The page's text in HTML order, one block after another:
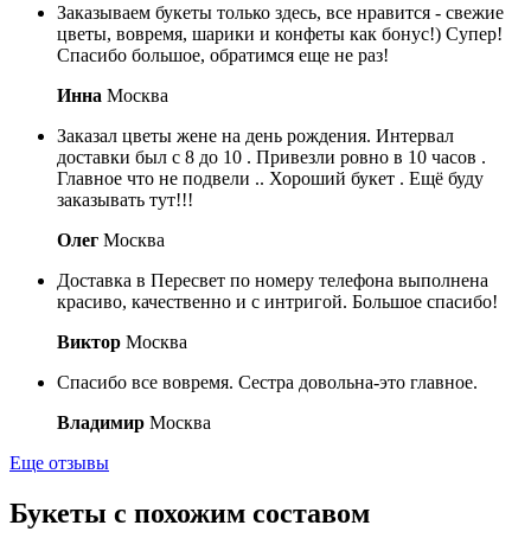
Заказываем букеты только здесь, все нравится - свежие
цветы, вовремя, шарики и конфеты как бонус!) Супер!
Спасибо большое, обратимся еще не раз!
Инна Москва
Заказал цветы жене на день рождения. Интервал
доставки был с 8 до 10 . Привезли ровно в 10 часов .
Главное что не подвели .. Хороший букет . Ещё буду
заказывать тут!!!
Олег Москва
Доставка в Пересвет по номеру телефона выполнена
красиво, качественно и с интригой. Большое спасибо!
Виктор Москва
Спасибо все вовремя. Сестра довольна-это главное.
Владимир Москва
Еще отзывы
Букеты с похожим составом